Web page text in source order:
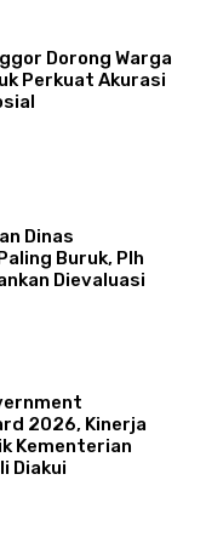
Dorong Warga
Perkuat Akurasi
Dinas
Buruk, Plh
Dievaluasi
2026, Kinerja
Kementerian
Diakui